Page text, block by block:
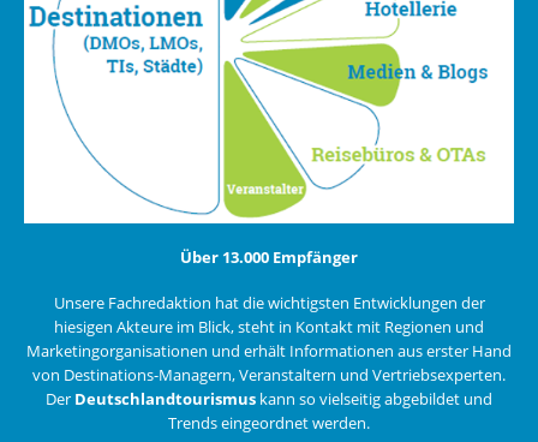
Über 13.000 Empfänger
Unsere Fachredaktion hat die wichtigsten Entwicklungen der
hiesigen Akteure im Blick, steht in Kontakt mit Regionen und
Marketingorganisationen und erhält Informationen aus erster Hand
von Destinations-Managern, Veranstaltern und Vertriebsexperten.
Der Deutschlandtourismus kann so vielseitig abgebildet und
Trends eingeordnet werden.